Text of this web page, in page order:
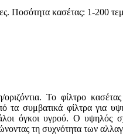
κασέτας: 1-200
Το φίλτρο
τα συμβατικά φίλτρα για
όγκοι υγρού. Ο υψηλός
τη συχνότητα των